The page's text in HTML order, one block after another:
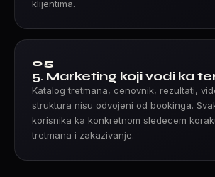
klijentima.
05
5. Marketing koji vodi ka
Katalog tretmana, cenovnik, rezultati,
struktura nisu odvojeni od bookinga.
korisnika ka konkretnom sledecem
tretmana i zakazivanje.